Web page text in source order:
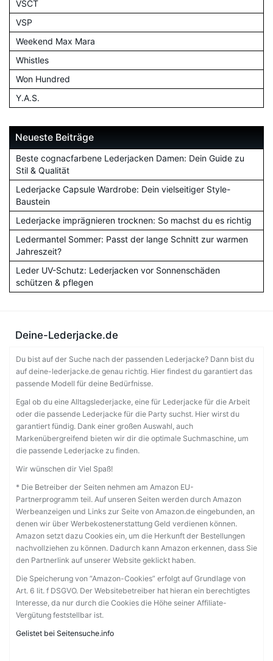
VSCT
VSP
Weekend Max Mara
Whistles
Won Hundred
Y.A.S.
Neueste Beiträge
Beste cognacfarbene Lederjacken Damen: Dein Guide zu
Stil & Qualität
Lederjacke Capsule Wardrobe: Dein vielseitiger Style-
Baustein
Lederjacke imprägnieren trocknen: So machst du es richtig
Ledermantel Sommer: Passt der lange Schnitt zur warmen
Jahreszeit?
Leder UV-Schutz: Lederjacken vor Sonnenschäden
schützen & pflegen
Deine-Lederjacke.de
Du bist auf der Suche nach der passenden Lederjacke? Dann bist du
auf deine-lederjacke.de genau richtig. Hier findest du garantiert das
passende Modell für deine Bedürfnisse.
Egal ob du eine Alltagslederjacke, eine für Lederjacke für die Arbeit
oder die passende Lederjacke für die Party suchst. Hier wirst du
garantiert fündig. Dank einer großen Auswahl, auch
Markenübergreifend bieten wir dir die optimale Suchmaschine, um
die passende Lederjacke zu finden.
Wir wünschen dir Viel Spaß!
* Die Betreiber der Seiten nehmen am Amazon EU-
Partnerprogramm teil. Auf unseren Seiten werden durch Amazon
Werbeanzeigen und Links zur Seite von Amazon.de eingebunden, an
denen wir über Werbekostenerstattung Geld verdienen können.
Amazon setzt dazu Cookies ein, um die Herkunft der Bestellungen
nachvollziehen zu können. Dadurch kann Amazon erkennen, dass Sie
den Partnerlink auf unserer Website geklickt haben.
Die Speicherung von “Amazon-Cookies” erfolgt auf Grundlage von
Art. 6 lit. f DSGVO. Der Websitebetreiber hat hieran ein berechtigtes
Interesse, da nur durch die Cookies die Höhe seiner Affiliate-
Vergütung feststellbar ist.
Gelistet bei Seitensuche.info